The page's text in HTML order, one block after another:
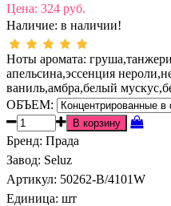
Цена: 324 руб.
Наличие: в наличии!
Ноты аромата:
апельсина,эссенция
ваниль,амбра,белый
ОБЪЕМ:
Бренд: Прада
Завод: Seluz
Артикул: 50262-B/4101W
Единица: шт